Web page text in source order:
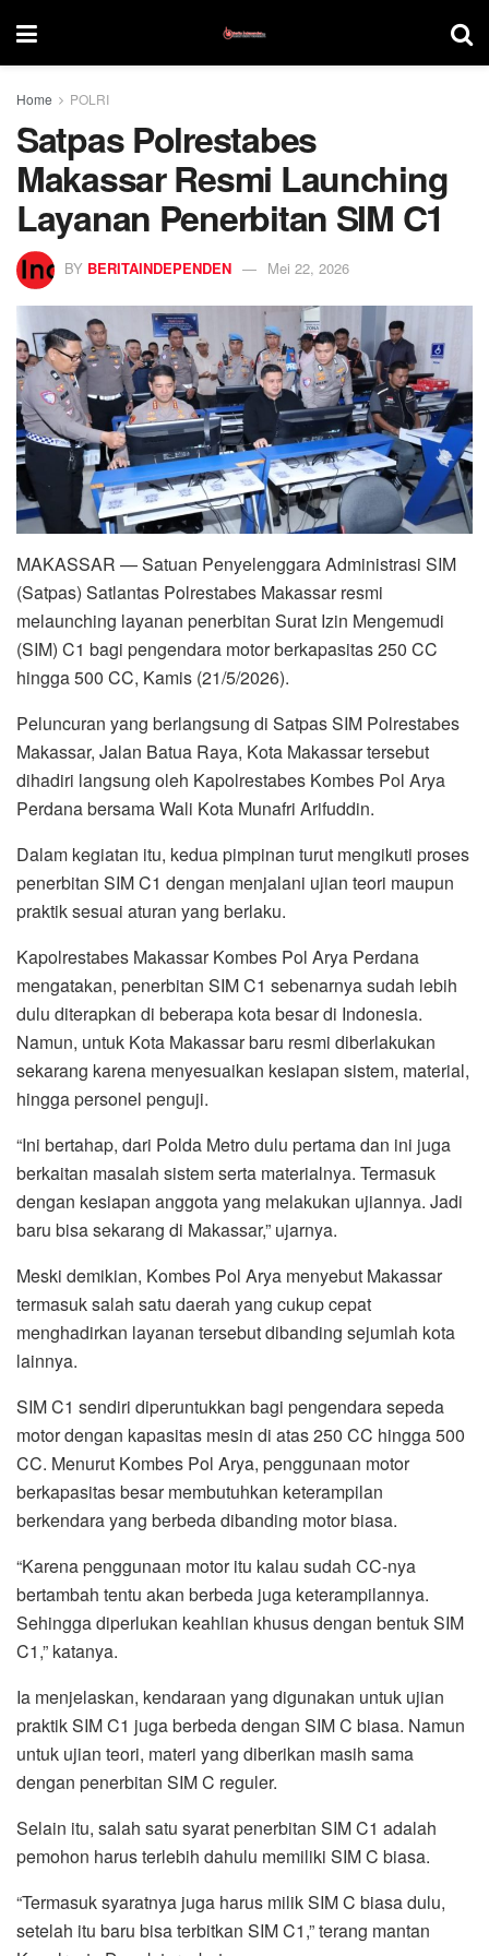
Home POLRI
Satpas Polrestabes
Makassar Resmi Launching
Layanan Penerbitan SIM C1
BY BERITAINDEPENDEN Mei 22, 2026
MAKASSAR — Satuan Penyelenggara Administrasi SIM
(Satpas) Satlantas Polrestabes Makassar resmi
melaunching layanan penerbitan Surat Izin Mengemudi
(SIM) C1 bagi pengendara motor berkapasitas 250 CC
hingga 500 CC, Kamis (21/5/2026).
Peluncuran yang berlangsung di Satpas SIM Polrestabes
Makassar, Jalan Batua Raya, Kota Makassar tersebut
dihadiri langsung oleh Kapolrestabes Kombes Pol Arya
Perdana bersama Wali Kota Munafri Arifuddin.
Dalam kegiatan itu, kedua pimpinan turut mengikuti proses
penerbitan SIM C1 dengan menjalani ujian teori maupun
praktik sesuai aturan yang berlaku.
Kapolrestabes Makassar Kombes Pol Arya Perdana
mengatakan, penerbitan SIM C1 sebenarnya sudah lebih
dulu diterapkan di beberapa kota besar di Indonesia.
Namun, untuk Kota Makassar baru resmi diberlakukan
sekarang karena menyesuaikan kesiapan sistem, material,
hingga personel penguji.
“Ini bertahap, dari Polda Metro dulu pertama dan ini juga
berkaitan masalah sistem serta materialnya. Termasuk
dengan kesiapan anggota yang melakukan ujiannya. Jadi
baru bisa sekarang di Makassar,” ujarnya.
Meski demikian, Kombes Pol Arya menyebut Makassar
termasuk salah satu daerah yang cukup cepat
menghadirkan layanan tersebut dibanding sejumlah kota
lainnya.
SIM C1 sendiri diperuntukkan bagi pengendara sepeda
motor dengan kapasitas mesin di atas 250 CC hingga 500
CC. Menurut Kombes Pol Arya, penggunaan motor
berkapasitas besar membutuhkan keterampilan
berkendara yang berbeda dibanding motor biasa.
“Karena penggunaan motor itu kalau sudah CC-nya
bertambah tentu akan berbeda juga keterampilannya.
Sehingga diperlukan keahlian khusus dengan bentuk SIM
C1,” katanya.
Ia menjelaskan, kendaraan yang digunakan untuk ujian
praktik SIM C1 juga berbeda dengan SIM C biasa. Namun
untuk ujian teori, materi yang diberikan masih sama
dengan penerbitan SIM C reguler.
Selain itu, salah satu syarat penerbitan SIM C1 adalah
pemohon harus terlebih dahulu memiliki SIM C biasa.
“Termasuk syaratnya juga harus milik SIM C biasa dulu,
setelah itu baru bisa terbitkan SIM C1,” terang mantan